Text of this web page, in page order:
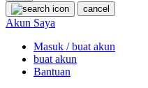
P
Peachy
Phil & Ted's
cancel
Akun Saya
Masuk / buat akun
buat akun
Bantuan